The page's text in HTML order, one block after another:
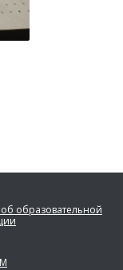
образовательной